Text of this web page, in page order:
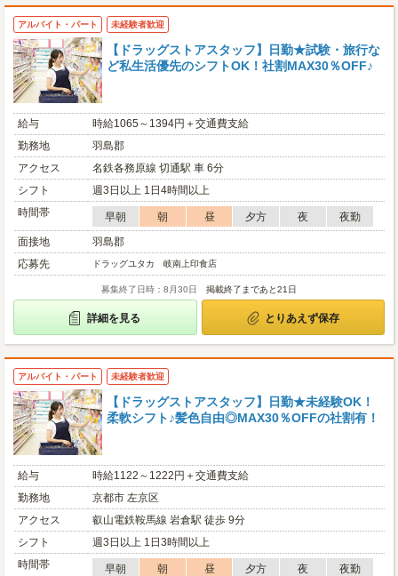
アルバイト・パート 未経験者歓迎
【ドラッグストアスタッフ】日勤★試験・旅行な
ど私生活優先のシフトOK！社割MAX30％OFF♪
給与
時給1065～1394円＋交通費支給
勤務地
羽島郡
アクセス
名鉄各務原線 切通駅 車 6分
シフト
週3日以上 1日4時間以上
時間帯
早朝 朝 昼 夕方 夜
夜勤
面接地
羽島郡
応募先
ドラッグユタカ 岐南上印食店
募集終了日時：8月30日 掲載終了まであと21日
詳細を見る とりあえず保存
アルバイト・パート 未経験者歓迎
【ドラッグストアスタッフ】日勤★未経験OK！
柔軟シフト♪髪色自由◎MAX30％OFFの社割有！
給与
時給1122～1222円＋交通費支給
勤務地
京都市 左京区
アクセス
叡山電鉄鞍馬線 岩倉駅 徒歩 9分
シフト
週3日以上 1日3時間以上
時間帯
早朝 朝 昼 夕方 夜
夜勤